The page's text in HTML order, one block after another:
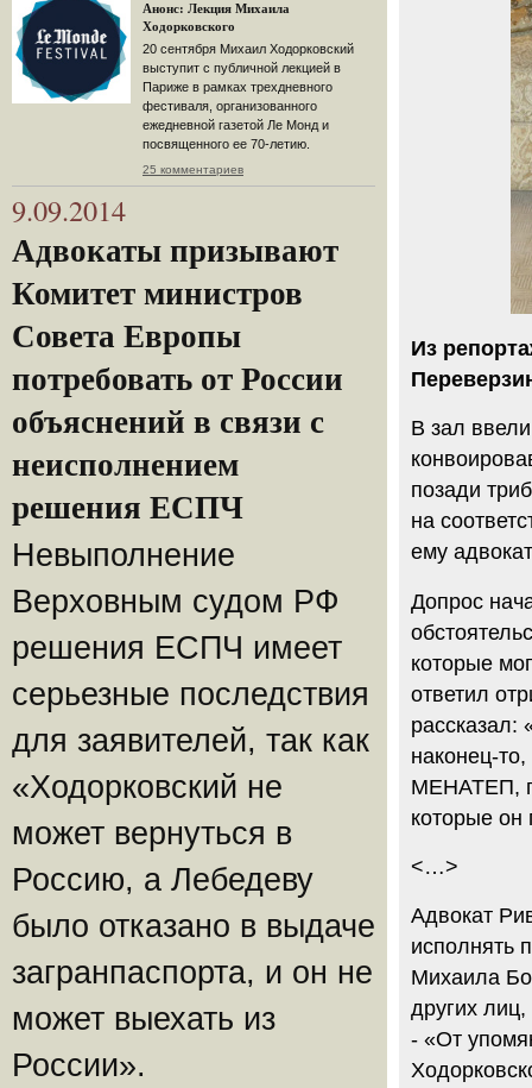
Анонс: Лекция Михаила
Ходорковского
20 сентября Михаил Ходорковский
выступит с публичной лекцией в
Париже в рамках трехдневного
фестиваля, организованного
ежедневной газетой Ле Монд и
посвященного ее 70-летию.
25 комментариев
9.09.2014
Адвокаты призывают
Комитет министров
Совета Европы
потребовать от России
объяснений в связи с
неисполнением
решения ЕСПЧ
Невыполнение
Верховным судом РФ
решения ЕСПЧ имеет
серьезные последствия
для заявителей, так как
«Ходорковский не
может вернуться в
Россию, а Лебедеву
было отказано в выдаче
загранпаспорта, и он не
может выехать из
России».
Из
В зал
позади
на
ему
Допрос
которые
ответил
рассказал:
наконец-
МЕНАТЕП,
которые
<…>
Адвокат
исполнять
Михаила
других
- «От